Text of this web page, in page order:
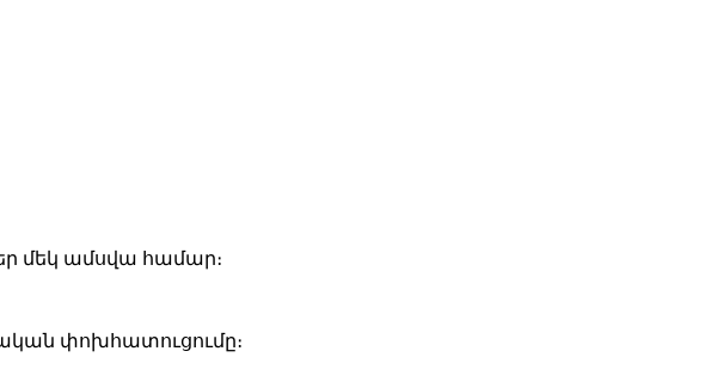
մեկ ամս­վա հա­մար։
փոխ­հա­տու­ցու­մը։